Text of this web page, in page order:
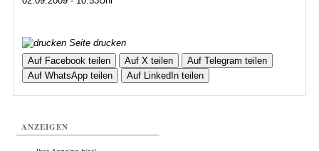
Seite drucken
Auf Facebook teilen
Auf X teilen
Auf Telegram teilen
Auf WhatsApp teilen
Auf LinkedIn teilen
ANZEIGEN